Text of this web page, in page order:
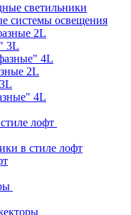
светильники
системы освещения
2L
3L
4L
2L
4L
лофт
в стиле лофт